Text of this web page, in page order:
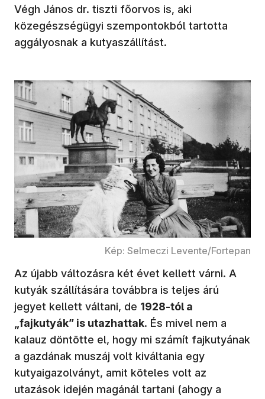
Végh János dr. tiszti főorvos is, aki
közegészségügyi szempontokból tartotta
aggályosnak a kutyaszállítást.
Kép: Selmeczi Levente/Fortepan
Az újabb változásra két évet kellett várni. A
kutyák szállítására továbbra is teljes árú
jegyet kellett váltani, de 1928-tól a
„fajkutyák” is utazhattak. És mivel nem a
kalauz döntötte el, hogy mi számít fajkutyának
a gazdának muszáj volt kiváltania egy
kutyaigazolványt, amit köteles volt az
utazások idején magánál tartani (ahogy a